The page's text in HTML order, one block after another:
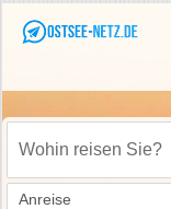
Wohin reisen Sie?
Anreise